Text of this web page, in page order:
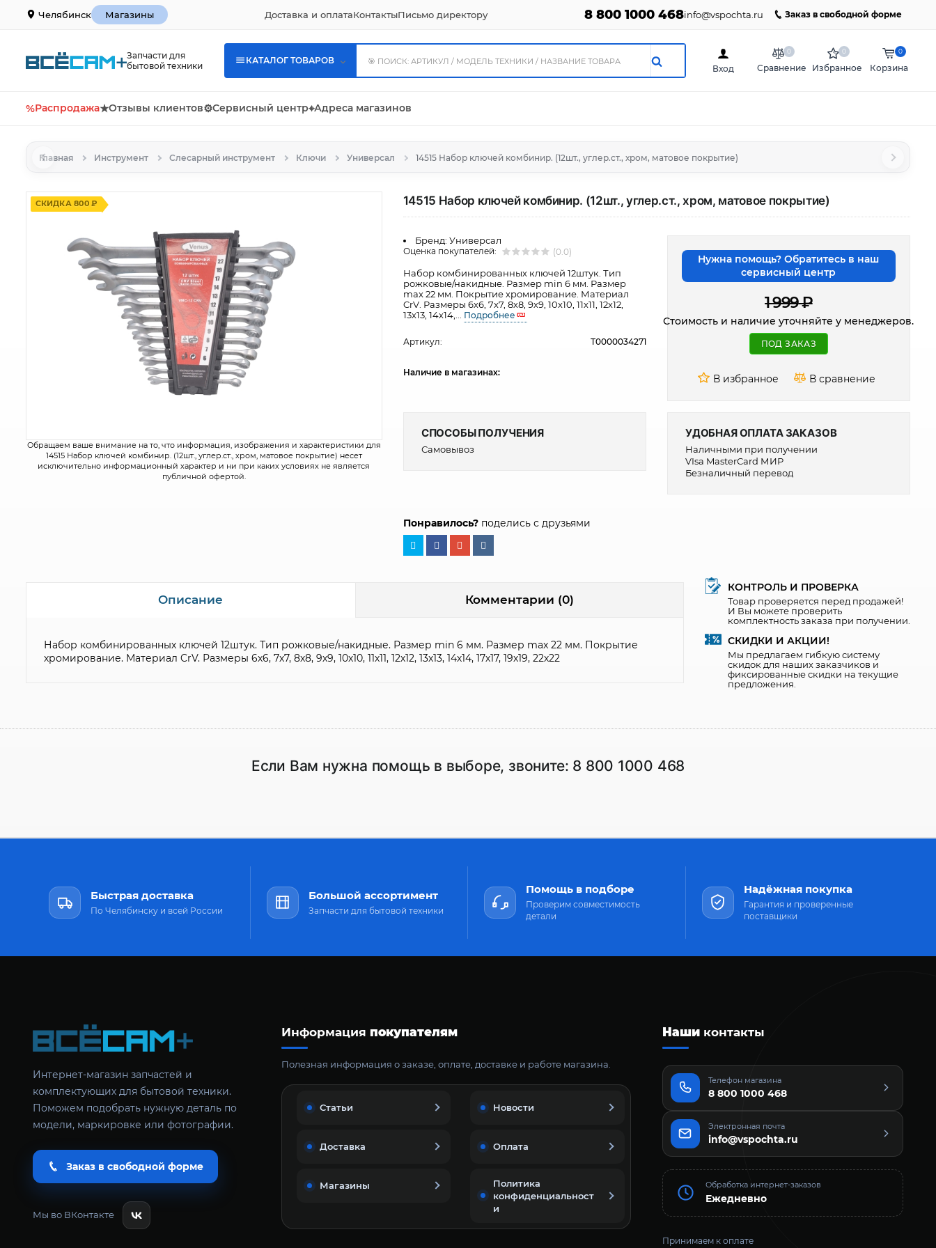
Челябинск Магазины Доставка и оплатаКонтактыПисьмо директору 8 800 1000 468info@vspochta.ru Заказ в свободной форме
Запчасти для
бытовой техники
КАТАЛОГ ТОВАРОВ
Вход Сравнение
0
Избранное
0
Корзина
0
%Распродажа★Отзывы клиентов⚙Сервисный центр⌖Адреса магазинов
Главная Инструмент Слесарный инструмент Ключи Универсал 14515 Набор ключей комбинир. (12шт., углер.ст., хром, матовое покрытие)
СКИДКА 800 ₽
Обращаем ваше внимание на то, что информация, изображения и характеристики для
14515 Набор ключей комбинир. (12шт., углер.ст., хром, матовое покрытие) несет
исключительно информационный характер и ни при каких условиях не является
публичной офертой.
14515 Набор ключей комбинир. (12шт., углер.ст., хром, матовое покрытие)
Бренд: Универсал
Оценка покупателей: (0.0)
Набор комбинированных ключей 12штук. Тип
рожковые/накидные. Размер min 6 мм. Размер
max 22 мм. Покрытие хромирование. Материал
CrV. Размеры 6х6, 7х7, 8х8, 9х9, 10х10, 11х11, 12х12,
13х13, 14х14,... Подробнее
Артикул: Т0000034271
Наличие в магазинах:
Нужна помощь? Обратитесь в наш
сервисный центр
1 999₽
Стоимость и наличие уточняйте у менеджеров.
ПОД ЗАКАЗ
СПОСОБЫ ПОЛУЧЕНИЯ
Самовывоз
УДОБНАЯ ОПЛАТА ЗАКАЗОВ
Наличными при получении
VIsa MasterCard МИР
Безналичный перевод
Понравилось?поделись с друзьями
Описание Комментарии (0)
Набор комбинированных ключей 12штук. Тип рожковые/накидные. Размер min 6 мм. Размер max 22 мм. Покрытие
хромирование. Материал CrV. Размеры 6х6, 7х7, 8х8, 9х9, 10х10, 11х11, 12х12, 13х13, 14х14, 17х17, 19х19, 22х22
КОНТРОЛЬ И ПРОВЕРКА
Товар проверяется перед продажей!
И Вы можете проверить
комплектность заказа при получении.
СКИДКИ И АКЦИИ!
Мы предлагаем гибкую систему
скидок для наших заказчиков и
фиксированные скидки на текущие
предложения.
Если Вам нужна помощь в выборе, звоните: 8 800 1000 468
Быстрая доставка
По Челябинску и всей России
Большой ассортимент
Запчасти для бытовой техники
Помощь в подборе
Проверим совместимость
детали
Надёжная покупка
Гарантия и проверенные
поставщики
Интернет-магазин запчастей и
комплектующих для бытовой техники.
Поможем подобрать нужную деталь по
модели, маркировке или фотографии.
Заказ в свободной форме
Мы во ВКонтакте
Информация покупателям
Полезная информация о заказе, оплате, доставке и работе магазина.
Статьи Новости
Доставка Оплата
Магазины
Политика
конфиденциальност
и
Нашиконтакты
Телефон магазина
8 800 1000 468
Электронная почта
info@vspochta.ru
Обработка интернет-заказов
Ежедневно
Принимаем к оплате